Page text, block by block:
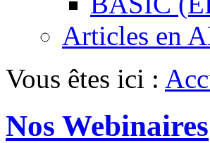
Articles en
Vous êtes ici :
Nos Webinaires